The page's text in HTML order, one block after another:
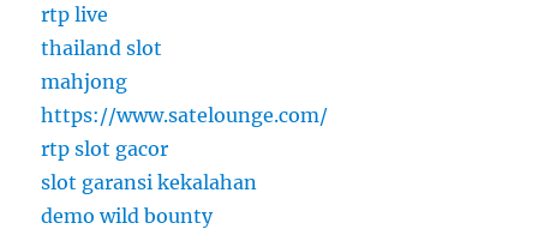
rtp live
thailand slot
mahjong
https://www.satelounge.com/
rtp slot gacor
slot garansi kekalahan
demo wild bounty